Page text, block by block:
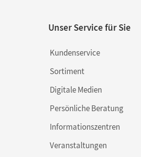
Unser Service für Sie
Kundenservice
Sortiment
Digitale Medien
Persönliche Beratung
Informationszentren
Veranstaltungen